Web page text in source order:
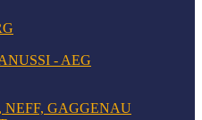
- AEG
NEFF, GAGGENAU